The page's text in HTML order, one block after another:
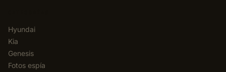
Hyundai
Kia
Genesis
Fotos espía